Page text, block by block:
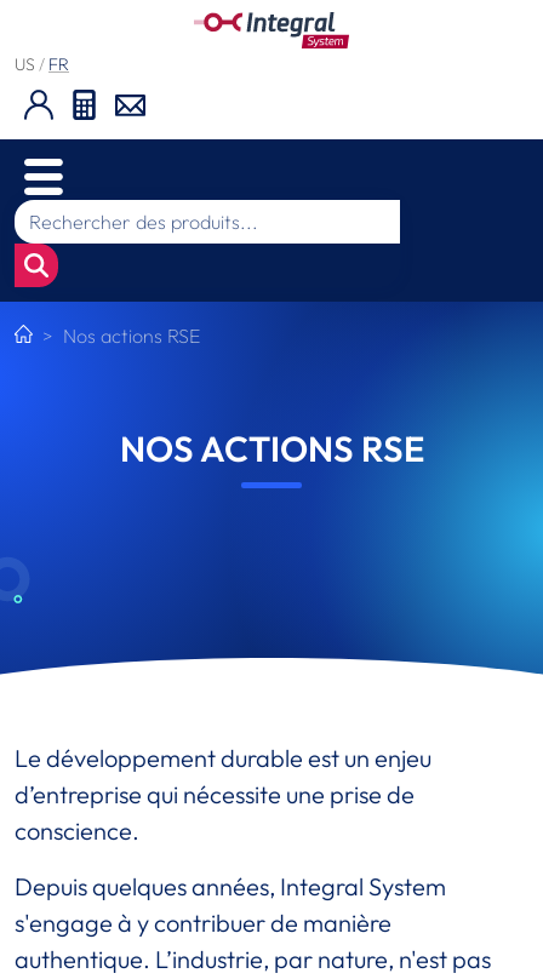
US / FR
Nos actions RSE
NOS ACTIONS RSE
Le développement durable est un enjeu
d’entreprise qui nécessite une prise de
conscience.
Depuis quelques années, Integral System
s'engage à y contribuer de manière
authentique. L’industrie, par nature, n'est pas